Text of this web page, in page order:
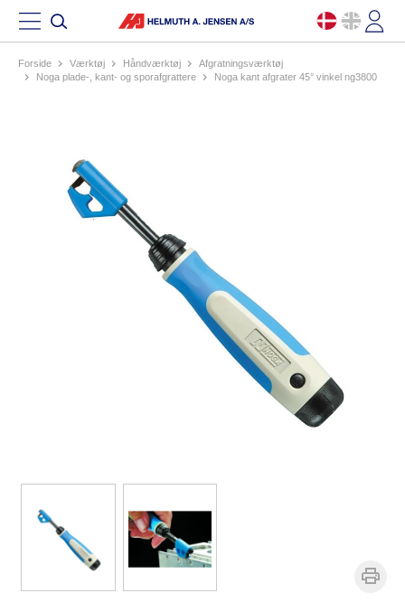
Forside værktøj håndværktøj
afgratningsværktøj
noga plade-, kant- og sporafgrattere
noga kant afgrater 45° vinkel ng3800